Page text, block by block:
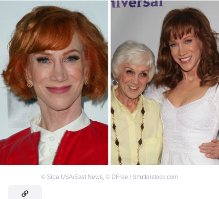
© Sipa USA/East News © DFree / Shutterstock.com